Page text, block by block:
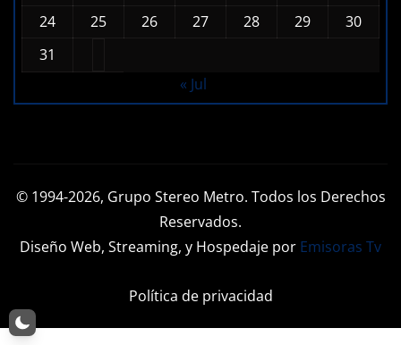
24
25 26 27 28 29
30
31
« Jul
© 1994-2026, Grupo Stereo Metro. Todos los Derechos
Reservados.
Diseño Web, Streaming, y Hospedaje por Emisoras Tv
Política de privacidad